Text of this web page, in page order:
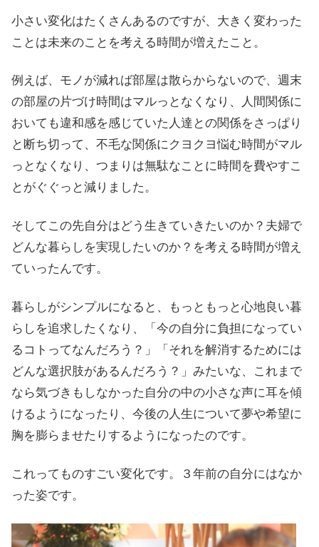
小さい変化はたくさんあるのですが、大きく変わった
ことは未来のことを考える時間が増えたこと。
例えば、モノが減れば部屋は散らからないので、週末
の部屋の片づけ時間はマルっとなくなり、人間関係に
おいても違和感を感じていた人達との関係をさっぱり
と断ち切って、不毛な関係にクヨクヨ悩む時間がマル
っとなくなり、つまりは無駄なことに時間を費やすこ
とがぐぐっと減りました。
そしてこの先自分はどう生きていきたいのか？夫婦で
どんな暮らしを実現したいのか？を考える時間が増え
ていったんです。
暮らしがシンプルになると、もっともっと心地良い暮
らしを追求したくなり、「今の自分に負担になってい
るコトってなんだろう？」「それを解消するためには
どんな選択肢があるんだろう？」みたいな、これまで
なら気づきもしなかった自分の中の小さな声に耳を傾
けるようになったり、今後の人生について夢や希望に
胸を膨らませたりするようになったのです。
これってものすごい変化です。３年前の自分にはなか
った姿です。